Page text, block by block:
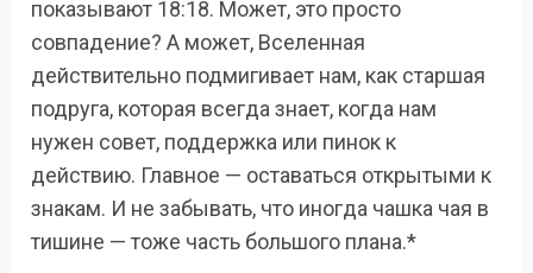
показывают 18:18. Может, это просто
совпадение? А может, Вселенная
действительно подмигивает нам, как старшая
подруга, которая всегда знает, когда нам
нужен совет, поддержка или пинок к
действию. Главное — оставаться открытыми к
знакам. И не забывать, что иногда чашка чая в
тишине — тоже часть большого плана.*